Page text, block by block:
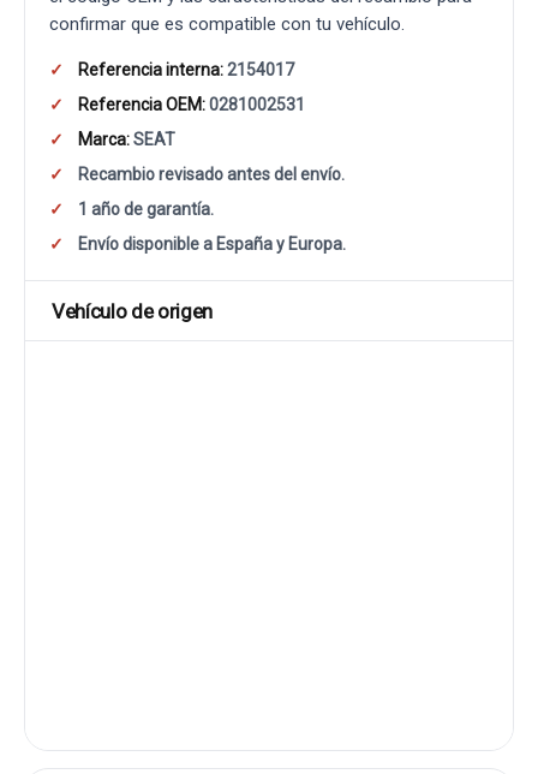
confirmar que es compatible con tu vehículo.
Referencia interna:2154017
Referencia OEM:0281002531
Marca:SEAT
Recambio revisado antes del envío.
1 año de garantía.
Envío disponible a España y Europa.
Vehículo de origen